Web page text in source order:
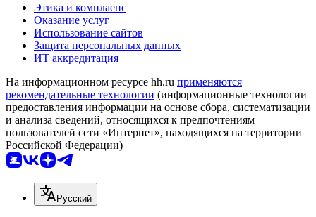
Этика и комплаенс
Оказание услуг
Использование сайтов
Защита персональных данных
ИТ аккредитация
На информационном ресурсе hh.ru применяются
рекомендательные технологии (информационные технологии
предоставления информации на основе сбора, систематизации
и анализа сведений, относящихся к предпочтениям
пользователей сети «Интернет», находящихся на территории
Российской Федерации)
Русский